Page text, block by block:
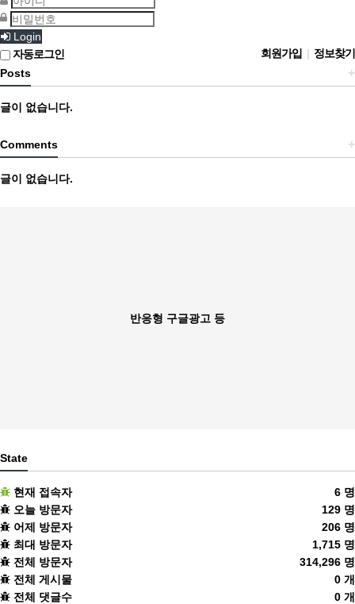
Login
자동로그인
회원가입 | 정보찾기
+
Posts
글이 없습니다.
+
Comments
글이 없습니다.
반응형 구글광고 등
State
현재 접속자
6 명
오늘 방문자
129 명
어제 방문자
206 명
최대 방문자
1,715 명
전체 방문자
314,296 명
전체 게시물
0 개
전체 댓글수
0 개